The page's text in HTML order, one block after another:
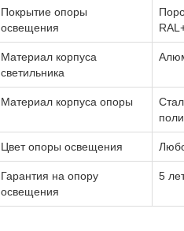
Покрытие опоры
освещения
Материал корпуса
светильника
Материал корпуса опоры
Цвет опоры освещения
Гарантия на опору
освещения
5